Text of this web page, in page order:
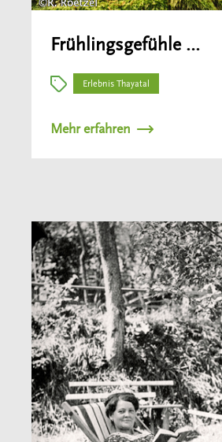
Frühlingsgefühle …
Erlebnis Thayatal
Mehr erfahren